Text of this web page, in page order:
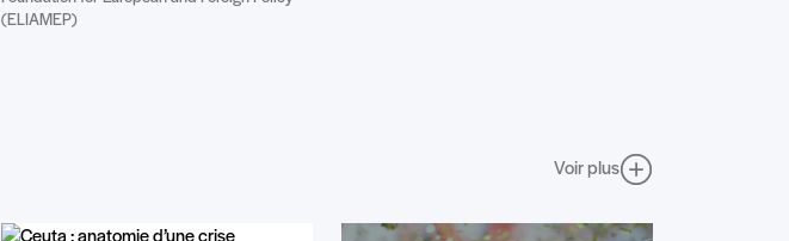
(ELIAMEP)
Voir plus